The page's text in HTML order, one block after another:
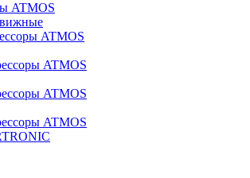
ATMOS
ATMOS
ATMOS
ATMOS
ATMOS